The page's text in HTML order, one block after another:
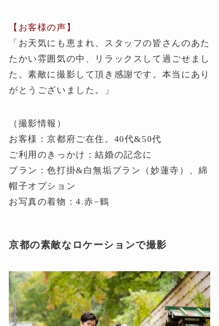
【お客様の声】
「お天気にも恵まれ、スタッフの皆さんのあた
たかい雰囲気の中、リラックスして過ごせまし
た。素敵に撮影して頂き感謝です。本当にあり
がとうございました。」
（撮影情報）
お客様：京都府ご在住。40代&50代
ご利用のきっかけ：結婚の記念に
プラン：色打掛&白無垢プラン（妙蓮寺）、綿
帽子オプション
お写真の着物：4.赤−鶴
京都の素敵なロケーションで撮影